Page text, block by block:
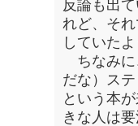
反論も出
れど、そ
していた
ちなみに
だな）ス
という本
きな人は